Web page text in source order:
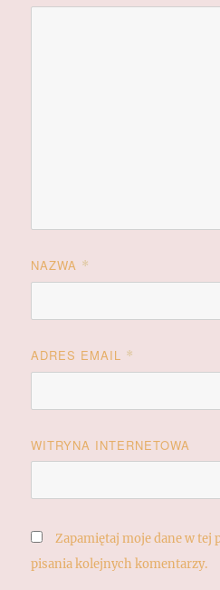
NAZWA *
ADRES EMAIL *
WITRYNA INTERNETOWA
Zapamiętaj moje dane w tej
pisania kolejnych komentarzy.